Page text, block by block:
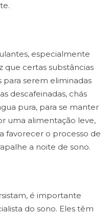
especialmente
que certas substâncias
serem eliminadas
descafeinadas, chás
pura, para se manter
uma alimentação leve,
favorecer o processo de
a noite de sono.
é importante
do sono. Eles têm